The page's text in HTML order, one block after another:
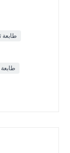
طابعة
طابعة